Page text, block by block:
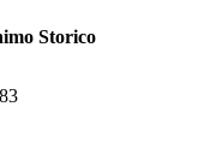
Storico